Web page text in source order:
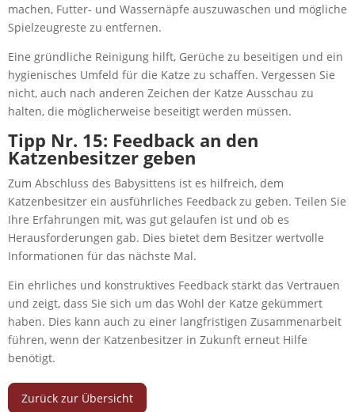
Zurück zur Übersicht
machen, Futter- und Wassernäpfe auszuwaschen und mögliche
Spielzeugreste zu entfernen.
Eine gründliche Reinigung hilft, Gerüche zu beseitigen und ein
hygienisches Umfeld für die Katze zu schaffen. Vergessen Sie
nicht, auch nach anderen Zeichen der Katze Ausschau zu
halten, die möglicherweise beseitigt werden müssen.
Tipp Nr. 15: Feedback an den
Katzenbesitzer geben
Zum Abschluss des Babysittens ist es hilfreich, dem
Katzenbesitzer ein ausführliches Feedback zu geben. Teilen Sie
Ihre Erfahrungen mit, was gut gelaufen ist und ob es
Herausforderungen gab. Dies bietet dem Besitzer wertvolle
Informationen für das nächste Mal.
Ein ehrliches und konstruktives Feedback stärkt das Vertrauen
und zeigt, dass Sie sich um das Wohl der Katze gekümmert
haben. Dies kann auch zu einer langfristigen Zusammenarbeit
führen, wenn der Katzenbesitzer in Zukunft erneut Hilfe
benötigt.